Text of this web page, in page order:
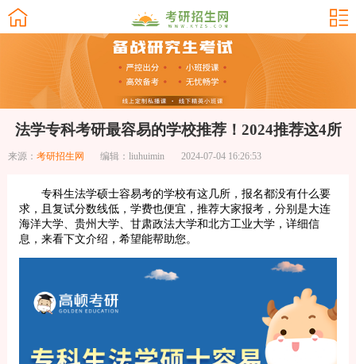
法学专科考研最容易的学校推荐！2024推荐这4所
来源： 考研招生网 编辑：liuhuimin 2024-07-04 16:26:53
专科生法学硕士容易考的学校有这几所，报名都没有什么要
求，且复试分数线低，学费也便宜，推荐大家报考，分别是大连
海洋大学、贵州大学、甘肃政法大学和北方工业大学，详细信
息，来看下文介绍，希望能帮助您。